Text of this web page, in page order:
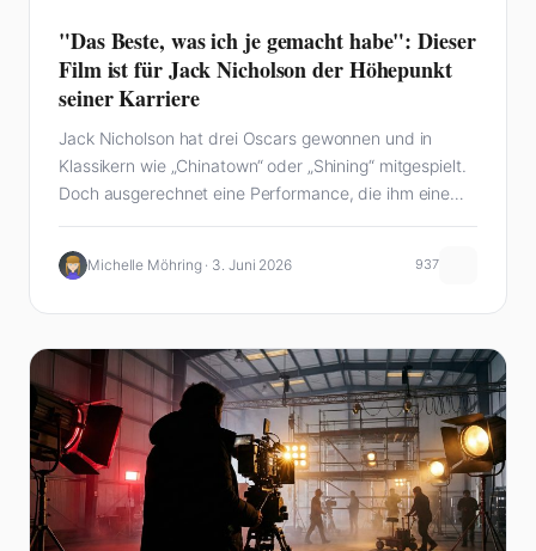
"Das Beste, was ich je gemacht habe": Dieser
Film ist für Jack Nicholson der Höhepunkt
seiner Karriere
Jack Nicholson hat drei Oscars gewonnen und in
Klassikern wie „Chinatown“ oder „Shining“ mitgespielt.
Doch ausgerechnet eine Performance, die ihm eine
Michelle Möhring · 3. Juni 2026 937